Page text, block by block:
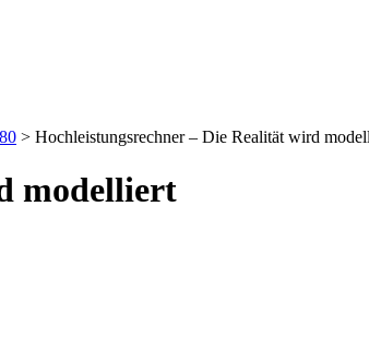
> Hochleistungsrechner – Die Realität wird
modelliert